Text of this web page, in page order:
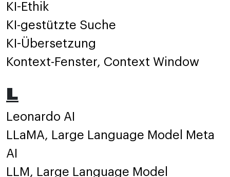
KI-Ethik
KI-gestützte Suche
KI-Übersetzung
Kontext-Fenster, Context Window
L
Leonardo AI
LLaMA, Large Language Model Meta
AI
LLM, Large Language Model